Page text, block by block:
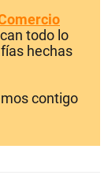
todo lo
hechas
contigo